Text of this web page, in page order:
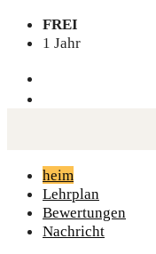
FREI
1 Jahr
heim
Lehrplan
Bewertungen
Nachricht